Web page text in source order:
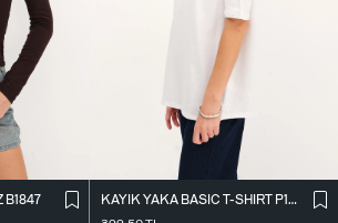
B1847
KAYIK YAKA BASIC T-SHIRT P1822